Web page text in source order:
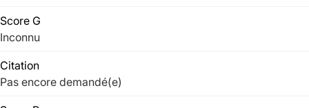
Score G
Inconnu
Citation
Pas encore demandé(e)